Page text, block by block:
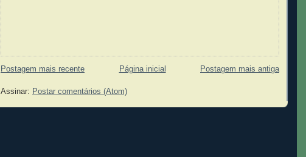
Postagem mais recente Postagem mais antiga
Página inicial
Assinar: Postar comentários (Atom)